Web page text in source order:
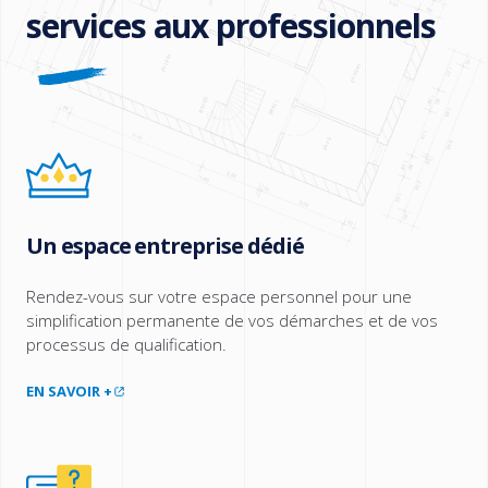
services aux professionnels
Un espace entreprise dédié
Rendez-vous sur votre espace personnel pour une
simplification permanente de vos démarches et de vos
processus de qualification.
EN SAVOIR +